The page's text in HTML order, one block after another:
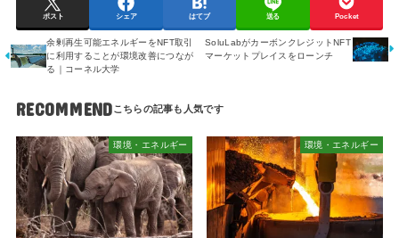
ポスト シェア はてブ 送る Pocket
余剰再生可能エネルギーをNFT取引
に利用することが環境改善につなが
る｜コーネル大学
SoluLabがカーボンクレジットNFT
マーケットプレイスをローンチ
RECOMMEND
環境・エネルギー 環境・エネルギー